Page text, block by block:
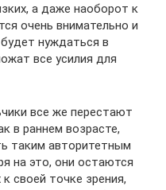
а даже наоборот к
очень внимательно и
нуждаться в
все усилия для
все же перестают
в раннем возрасте,
таким авторитетным
на это, они остаются
своей точке зрения,